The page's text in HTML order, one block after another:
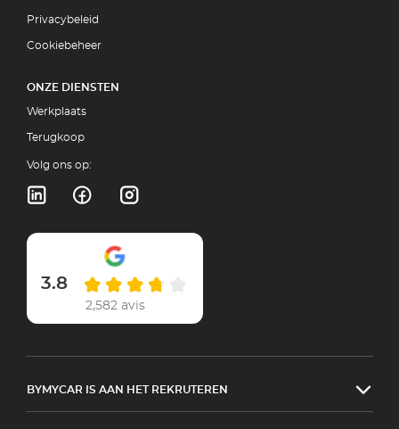
Privacybeleid
Cookiebeheer
ONZE DIENSTEN
Werkplaats
Terugkoop
Volg ons op:
3.8
2,582 avis
BYMYCAR IS AAN HET REKRUTEREN